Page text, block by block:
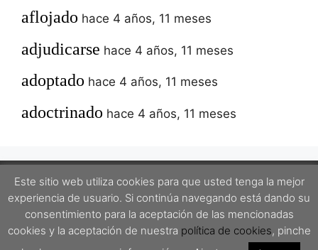
aflojado hace 4 años, 11 meses
adjudicarse hace 4 años, 11 meses
adoptado hace 4 años, 11 meses
adoctrinado hace 4 años, 11 meses
Este proyecto está protegido por una licencia Creative Commons Attribution-
ShareAlike 4.0 International License.
Este sitio web utiliza cookies para que usted tenga la mejor
experiencia de usuario. Si continúa navegando está dando su
consentimiento para la aceptación de las mencionadas
cookies y la aceptación de nuestra política de cookies, pinche